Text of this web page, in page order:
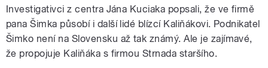
Investigativci z centra Jána Kuciaka popsali, že ve firmě
pana Šimka působí i další lidé blízcí Kaliňákovi. Podnikatel
Šimko není na Slovensku až tak známý. Ale je zajímavé,
že propojuje Kaliňáka s firmou Strnada staršího.